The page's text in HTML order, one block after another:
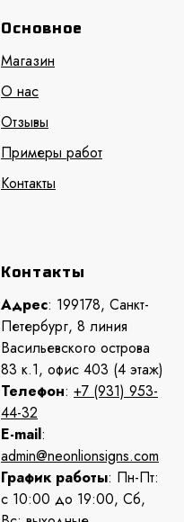
Основное
Магазин
О нас
Отзывы
Примеры работ
Контакты
Контакты
Адрес: 199178, Санкт-
Петербург, 8 линия
Васильевского острова
83 к.1, офис 403 (4 этаж)
Телефон: +7 (931) 953-
44-32
E-mail:
admin@neonlionsigns.com
График работы: Пн-Пт:
с 10:00 до 19:00, Сб,